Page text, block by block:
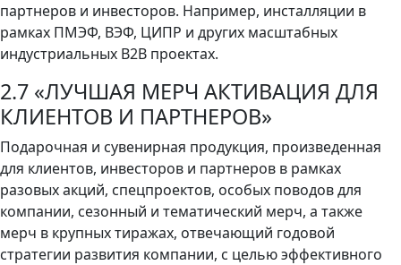
партнеров и инвесторов. Например, инсталляции в
рамках ПМЭФ, ВЭФ, ЦИПР и других масштабных
индустриальных B2B проектах.
2.7 «ЛУЧШАЯ МЕРЧ АКТИВАЦИЯ ДЛЯ
КЛИЕНТОВ И ПАРТНЕРОВ»
Подарочная и сувенирная продукция, произведенная
для клиентов, инвесторов и партнеров в рамках
разовых акций, спецпроектов, особых поводов для
компании, сезонный и тематический мерч, а также
мерч в крупных тиражах, отвечающий годовой
стратегии развития компании, с целью эффективного